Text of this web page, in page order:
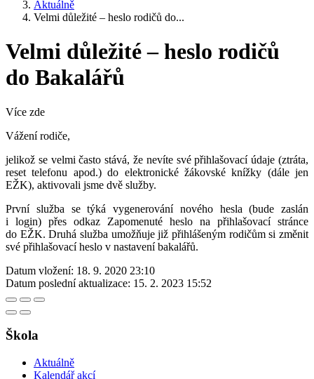
Aktuálně
Velmi důležité – heslo rodičů do...
Velmi důležité – heslo rodičů
do Bakalářů
Více zde
Vážení rodiče,
jelikož se velmi často stává, že nevíte své přihlašovací údaje (ztráta,
reset telefonu apod.) do elektronické žákovské knížky (dále jen
EŽK), aktivovali jsme dvě služby.
První služba se týká vygenerování nového hesla (bude zaslán
i login) přes odkaz Zapomenuté heslo na přihlašovací stránce
do EŽK. Druhá služba umožňuje již přihlášeným rodičům si změnit
své přihlašovací heslo v nastavení bakalářů.
Datum vložení: 18. 9. 2020 23:10
Datum poslední aktualizace: 15. 2. 2023 15:52
Škola
Aktuálně
Kalendář akcí